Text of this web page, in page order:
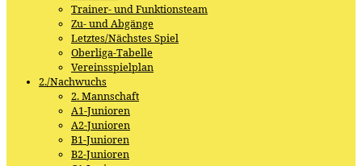
Trainer- und Funktionsteam
Zu- und Abgänge
Letztes/Nächstes Spiel
Oberliga-Tabelle
Vereinsspielplan
2./Nachwuchs
2. Mannschaft
A1-Junioren
A2-Junioren
B1-Junioren
B2-Junioren